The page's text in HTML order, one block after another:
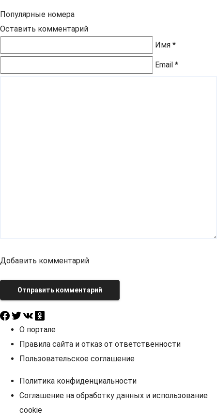
Популярные номера
Оставить комментарий
Имя *
Email *
Добавить комментарий
Отправить комментарий
О портале
Правила сайта и отказ от ответственности
Пользовательское соглашение
Политика конфиденциальности
Соглашение на обработку данных и использование
cookie